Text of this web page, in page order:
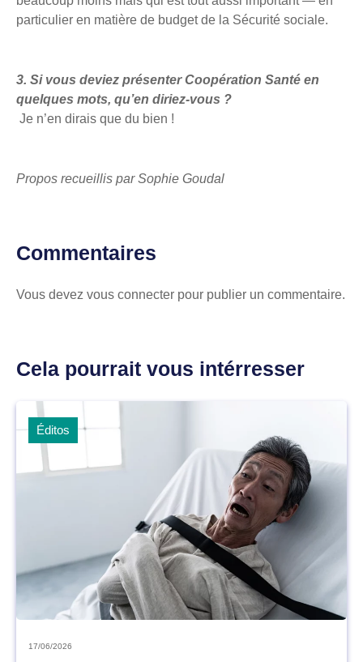
particulier en matière de budget de la Sécurité sociale.
3. Si vous deviez présenter Coopération Santé en
quelques mots, qu’en diriez-vous ?
Je n’en dirais que du bien !
Propos recueillis par Sophie Goudal
Commentaires
Vous devez vous connecter pour publier un commentaire.
Cela pourrait vous intérresser
Éditos
17/06/2026